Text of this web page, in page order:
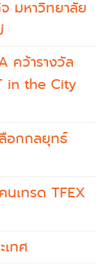
มหาวิทยาลัย
คว้ารางวัล
in the City
อกกลยุทธ์
นเทรด TFEX
เทศ